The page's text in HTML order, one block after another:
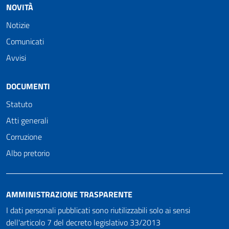
NOVITÀ
Notizie
Comunicati
Avvisi
DOCUMENTI
Statuto
Atti generali
Corruzione
Albo pretorio
AMMINISTRAZIONE TRASPARENTE
I dati personali pubblicati sono riutilizzabili solo ai sensi
dell'articolo 7 del decreto legislativo 33/2013